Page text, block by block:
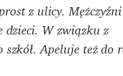
z ulicy. Mężczyźni
W związku z
Apeluje też do